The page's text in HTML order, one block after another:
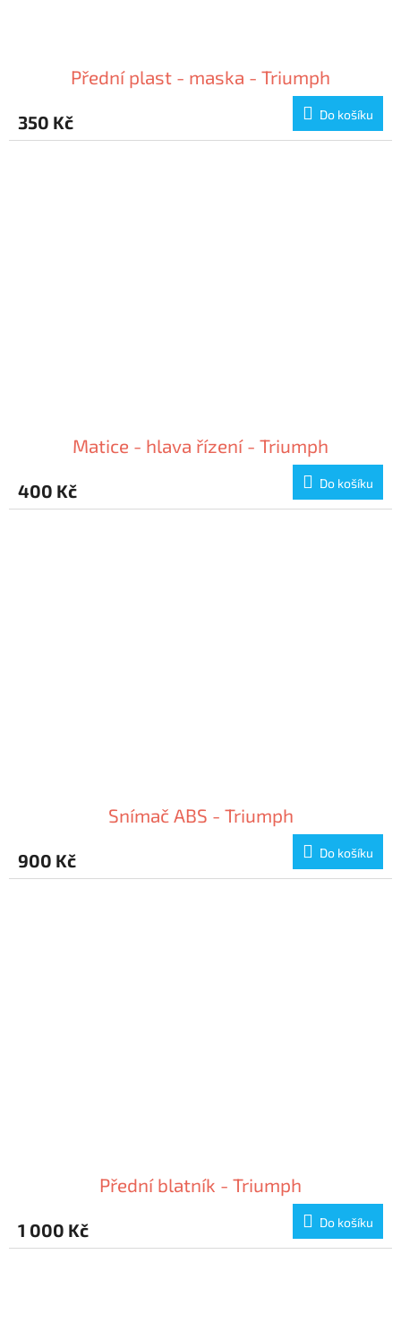
Přední plast - maska - Triumph
350 Kč Do košíku
Matice - hlava řízení - Triumph
400 Kč Do košíku
Snímač ABS - Triumph
900 Kč Do košíku
Přední blatník - Triumph
1 000 Kč Do košíku